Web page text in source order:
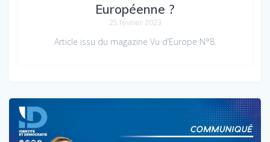
Européenne ?
25 février 2023
Article issu du magazine Vu d’Europe N°8.